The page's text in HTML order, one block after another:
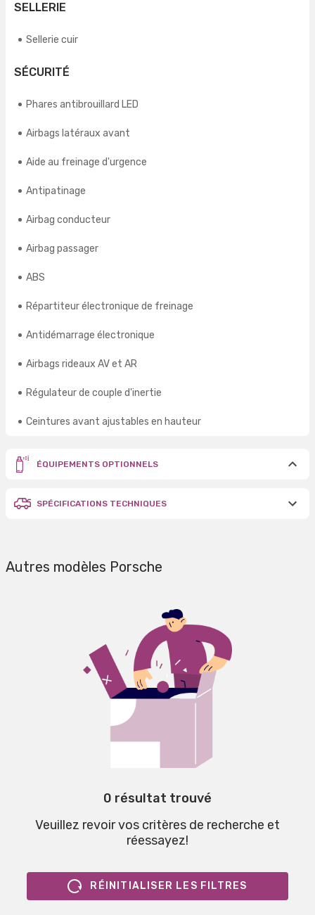
SELLERIE
Sellerie cuir
SÉCURITÉ
Phares antibrouillard LED
Airbags latéraux avant
Aide au freinage d'urgence
Antipatinage
Airbag conducteur
Airbag passager
ABS
Répartiteur électronique de freinage
Antidémarrage électronique
Airbags rideaux AV et AR
Régulateur de couple d'inertie
Ceintures avant ajustables en hauteur
ÉQUIPEMENTS OPTIONNELS
SPÉCIFICATIONS TECHNIQUES
Autres modèles Porsche
0 résultat trouvé
Veuillez revoir vos critères de recherche et
réessayez!
RÉINITIALISER LES FILTRES